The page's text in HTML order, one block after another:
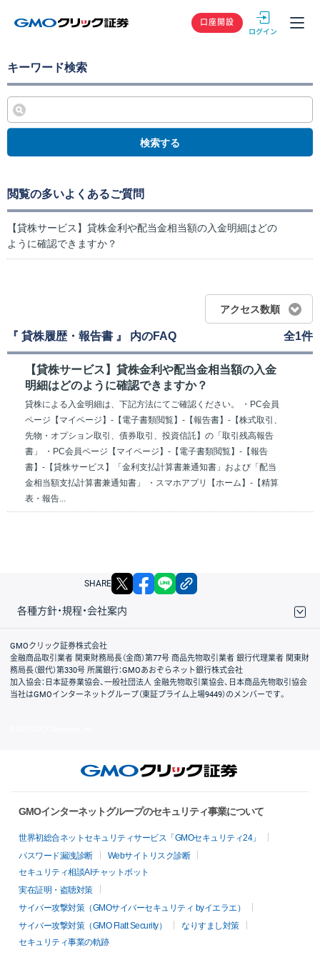
GMOクリック
口座開設
キーワード検索
検索する
閲覧の多いよくあるご質問
【貸株サービス】貸株金利や配当金相当額の入金明細はどの
ように確認できますか？
アクセス数順
『 貸株履歴・報告書 』 内のFAQ 全1件
【貸株サービス】貸株金利や配当金相当額の入金
明細はどのように確認できますか？
貸株による入金明細は、下記方法にてご確認ください。 ・PC会員
ページ【マイページ】-【電子書類閲覧】-【報告書】-【株式取引、
先物・オプション取引、債券取引、投資信託】の「取引残高報告
書」 ・PC会員ページ【マイページ】-【電子書類閲覧】-【報告
書】-【貸株サービス】「金利支払計算書兼通知書」および「配当
金相当額支払計算書兼通知書」 ・スマホアプリ【ホーム】-【精算
表・報告...
SHARE X facebook
各種方針・規程・会社案内
取引規程・約款
サイトマップ
その他のご案内
個人情報保護方針
最良執行方針
サイトのご利用について
ディスクレイマー
信託保全
リスク説明
会社案内
GMOクリック証券株式会社
金融商品取引業者 関東財務局長（金商）第77号 商品先物取引業者 銀行代理業者 関東財
務局長（銀代）第330号 所属銀行：GMOあおぞらネット銀行株式会社
加入協会：日本証券業協会、一般社団法人 金融先物取引業協会、日本商品先物取引協会
当社はGMOインターネットグループ（東証プライム上場9449）のメンバーです。
GMOインターネットグループのセキュリティ事業について
世界初総合ネットセキュリティサービス「GMOセキュリティ24」
パスワード漏洩診断
Webサイトリスク診断
セキュリティ相談AIチャットボット
実在証明・盗聴対策
サイバー攻撃対策（GMOサイバーセキュリティ byイエラエ）
サイバー攻撃対策（GMO Flatt Security）
なりすまし対策
セキュリティ事業の軌跡